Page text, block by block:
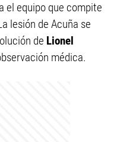
el equipo que compite
lesión de Acuña se
de Lionel
médica.